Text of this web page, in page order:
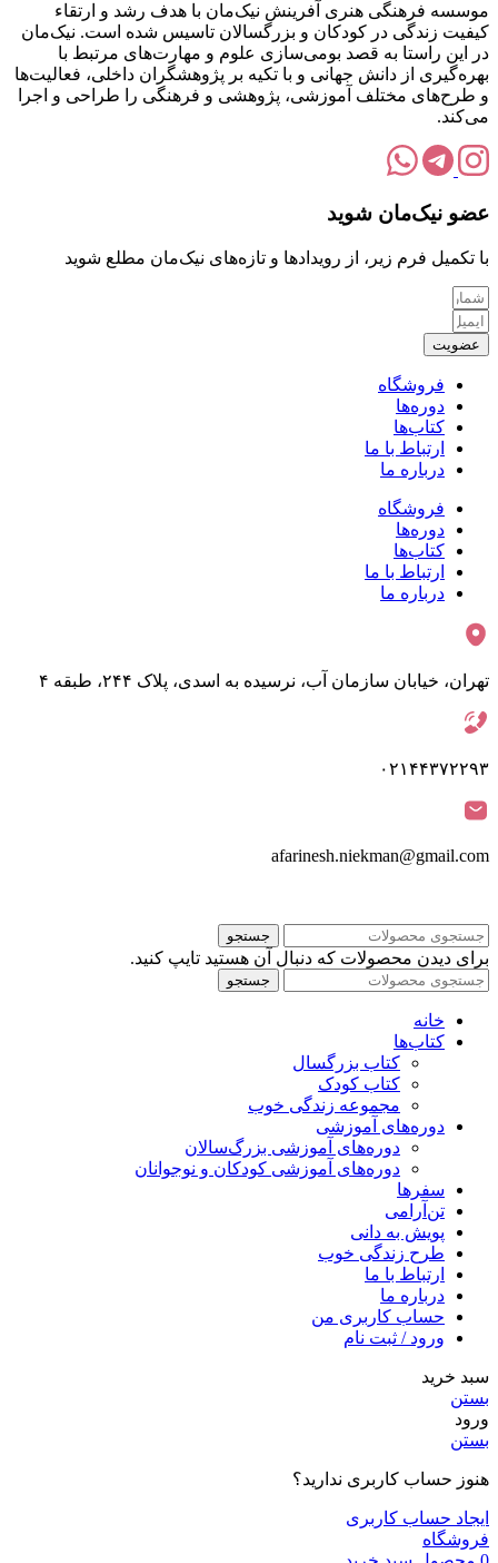
موسسه فرهنگی هنری آفرینش نیک‌مان با هدف رشد و ارتقاء
کیفیت زندگی در کودکان و بزرگسالان تاسیس شده است. نیک‌مان
در این راستا به قصد بومی‌سازی علوم و مهارت‌های مرتبط با
بهره‌گیری از دانش جهانی و با تکیه بر پژوهشگران داخلی، فعالیت‌ها
و طرح‌های مختلف آموزشی، پژوهشی و فرهنگی را طراحی و اجرا
می‌کند.
عضو نیک‌مان شوید
با تکمیل فرم زیر، از رویدادها و تازه‌های نیک‌مان مطلع شوید
عضویت
فروشگاه
دوره‌ها
کتاب‌ها
ارتباط با ما
درباره ما
فروشگاه
دوره‌ها
کتاب‌ها
ارتباط با ما
درباره ما
تهران، خیابان سازمان آب، نرسیده به اسدی، پلاک ۲۴۴، طبقه ۴
۰۲۱۴۴۳۷۲۲۹۳
afarinesh.niekman@gmail.com
جستجو
برای دیدن محصولات که دنبال آن هستید تایپ کنید.
جستجو
خانه
کتاب‌ها
کتاب بزرگسال
کتاب کودک
مجموعه زندگی خوب
دوره‌های آموزشی
دوره‌های آموزشی بزرگ‌سالان
دوره‌های آموزشی کودکان و نوجوانان
سفرها
تن‌آرامی
پویش به دانی
طرح زندگی خوب
ارتباط با ما
درباره ما
حساب کاربری من
ورود / ثبت نام
سبد خرید
بستن
ورود
بستن
هنوز حساب کاربری ندارید؟
ایجاد حساب کاربری
فروشگاه